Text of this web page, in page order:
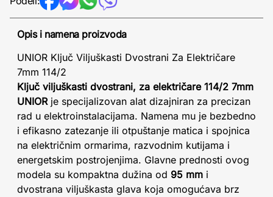
Opis i namena proizvoda
UNIOR Ključ Viljuškasti Dvostrani Za Električare
7mm 114/2
Ključ viljuškasti dvostrani, za električare 114/2 7mm
UNIORje specijalizovan alat dizajniran za precizan
rad u elektroinstalacijama. Namena mu je bezbedno
i efikasno zatezanje ili otpuštanje matica i spojnica
na električnim ormarima, razvodnim kutijama i
energetskim postrojenjima. Glavne prednosti ovog
modela su kompaktna dužina od 95 mm i
dvostrana viljuškasta glava koja omogućava brz